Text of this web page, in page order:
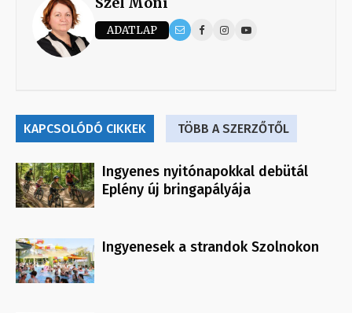
ADATLAP
KAPCSOLÓDÓ CIKKEK TÖBB A SZERZŐTŐL
Ingyenes nyitónapokkal debütál
Eplény új bringapályája
Ingyenesek a strandok Szolnokon